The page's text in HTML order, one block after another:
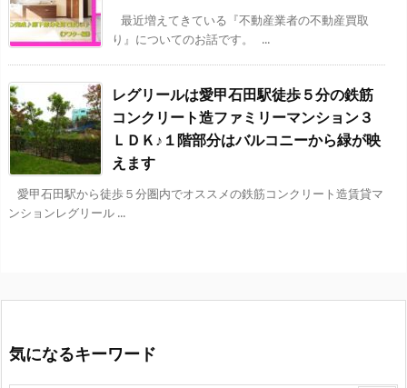
最近増えてきている『不動産業者の不動産買取
り』についてのお話です。 ...
レグリールは愛甲石田駅徒歩５分の鉄筋
コンクリート造ファミリーマンション３
ＬＤＫ♪１階部分はバルコニーから緑が映
えます
愛甲石田駅から徒歩５分圏内でオススメの鉄筋コンクリート造賃貸マ
ンションレグリール ...
気になるキーワード